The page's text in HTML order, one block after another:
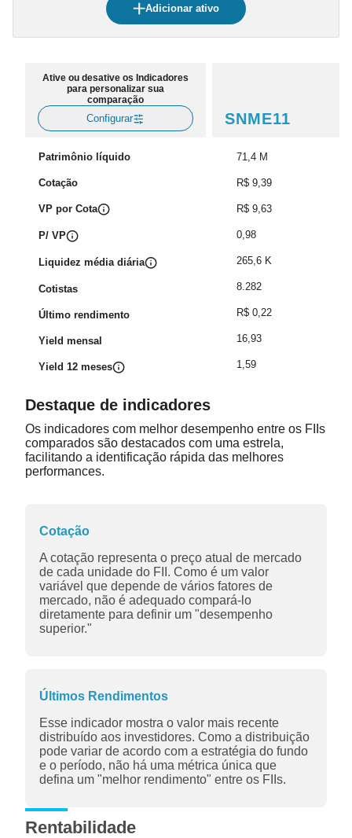
Adicionar ativo
Ative ou desative os Indicadores
para personalizar sua
comparação
Configurar
Patrimônio líquido
Cotação
VP por Cota
P/ VP
Liquidez média diária
Cotistas
Último rendimento
Yield mensal
Yield 12 meses
SNME11
71,4 M
R$ 9,39
R$ 9,63
0,98
265,6 K
8.282
R$ 0,22
16,93
1,59
Destaque de indicadores
Os indicadores com melhor desempenho entre os FIIs
comparados são destacados com uma estrela,
facilitando a identificação rápida das melhores
performances.
Cotação
A cotação representa o preço atual de mercado
de cada unidade do FII. Como é um valor
variável que depende de vários fatores de
mercado, não é adequado compará-lo
diretamente para definir um "desempenho
superior."
Últimos Rendimentos
Esse indicador mostra o valor mais recente
distribuído aos investidores. Como a distribuição
pode variar de acordo com a estratégia do fundo
e o período, não há uma métrica única que
defina um "melhor rendimento" entre os FIIs.
Rentabilidade